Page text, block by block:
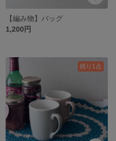
【編み物】バッグ
1,200円
残り1点